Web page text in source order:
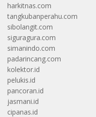
harkitnas.com
tangkubanperahu.com
sibolangit.com
siguragura.com
simanindo.com
padarincang.com
kolektor.id
pelukis.id
pancoran.id
jasmani.id
cipanas.id